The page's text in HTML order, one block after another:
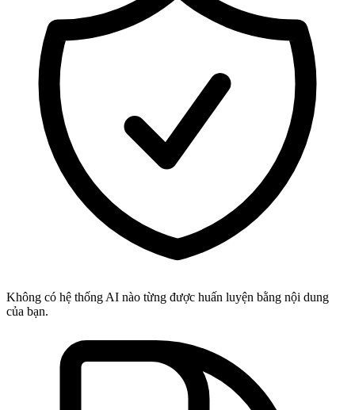
Không có hệ thống AI nào từng được huấn luyện bằng nội dung
của bạn.